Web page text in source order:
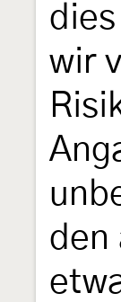
wir
den